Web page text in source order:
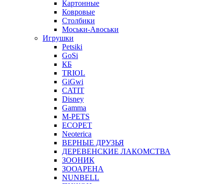
Картонные
Ковровые
Столбики
Моськи-Авоськи
Игрушки
Petsiki
GoSi
КБ
TRIOL
GiGwi
CATIT
Disney
Gamma
M-PETS
ECOPET
Neoterica
ВЕРНЫЕ ДРУЗЬЯ
ДЕРЕВЕНСКИЕ ЛАКОМСТВА
ЗООНИК
ЗООАРЕНА
NUNBELL